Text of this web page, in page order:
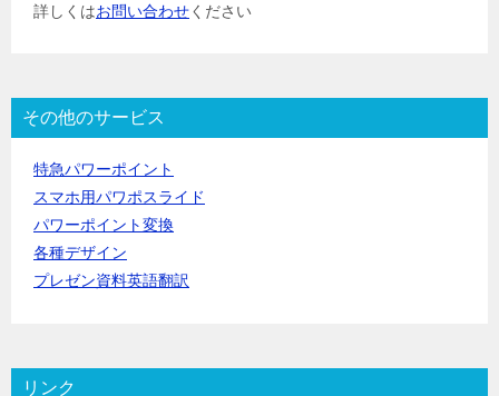
詳しくはお問い合わせください
その他のサービス
特急パワーポイント
スマホ用パワポスライド
パワーポイント変換
各種デザイン
プレゼン資料英語翻訳
リンク